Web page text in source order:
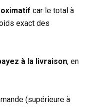
car le total à
exact des
à la livraison, en
(supérieure à